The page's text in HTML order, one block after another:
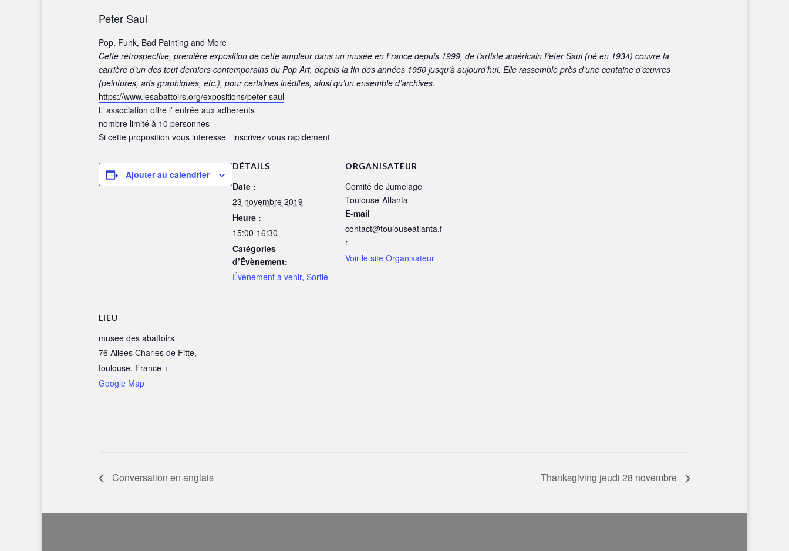
Peter Saul
Pop, Funk, Bad Painting and More
Cette rétrospective, première exposition de cette ampleur dans un musée en France depuis 1999, de l’artiste américain Peter Saul (né en 1934) couvre la
carrière d’un des tout derniers contemporains du Pop Art, depuis la fin des années 1950 jusqu’à aujourd’hui. Elle rassemble près d’une centaine d’œuvres
(peintures, arts graphiques, etc.), pour certaines inédites, ainsi qu’un ensemble d’archives.
https://www.lesabattoirs.org/expositions/peter-saul
L’ association offre l’ entrée aux adhérents
nombre limité à 10 personnes
Si cette proposition vous interesse inscrivez vous rapidement
Ajouter au calendrier
DÉTAILS
Date :
23 novembre 2019
Heure :
15:00-16:30
Catégories
d’Évènement:
Évènement à venir, Sortie
ORGANISATEUR
Comité de Jumelage
Toulouse-Atlanta
E-mail
contact@toulouseatlanta.f
r
Voir le site Organisateur
LIEU
musee des abattoirs
76 Allées Charles de Fitte,
toulouse, France +
Google Map
Conversation en anglais Thanksgiving jeudi 28 novembre